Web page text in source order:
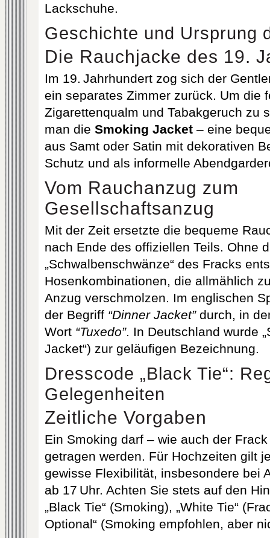
Lackschuhe.
Geschichte und Ursprung
Die Rauchjacke des 19.
Im 19. Jahrhundert zog sich der
ein separates Zimmer zurück. Um die
Zigarettenqualm und Tabakgeruch zu
man die Smoking Jacket – eine
aus Samt oder Satin mit dekorativen
Schutz und als informelle
Vom Rauchanzug zum
Gesellschaftsanzug
Mit der Zeit ersetzte die bequeme
nach Ende des offiziellen Teils. Ohne
„Schwalbenschwänze“ des Fracks
Hosenkombinationen, die allmählich
Anzug verschmolzen. Im englischen
der Begriff “Dinner Jacket”durch, in
Wort “Tuxedo”. In Deutschland wurde
Jacket“) zur geläufigen Bezeichnung.
Dresscode „Black Tie“:
Gelegenheiten
Zeitliche Vorgaben
Ein Smoking darf – wie auch der
getragen werden. Für Hochzeiten gilt
gewisse Flexibilität, insbesondere bei
ab 17 Uhr. Achten Sie stets auf den
„Black Tie“ (Smoking), „White Tie“
Optional“ (Smoking empfohlen, aber